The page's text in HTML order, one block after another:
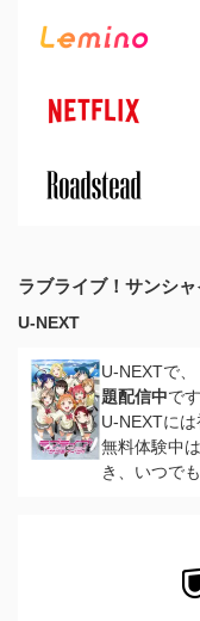
ラブライブ！サンシ
U-NEXT
U-NEXTで、
題配信中です
U-NEXTに
無料体験中
き、いつで